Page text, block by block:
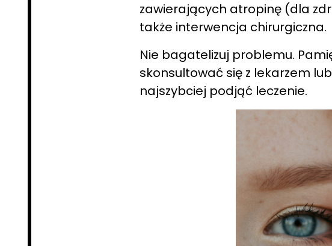
zawierających atropinę (dla
także interwencja chirurgiczna.
Nie bagatelizuj problemu.
skonsultować się z lekarzem
najszybciej podjąć leczenie.